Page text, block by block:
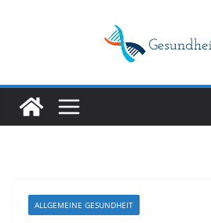
ALLGEMEINE GESUNDHEIT